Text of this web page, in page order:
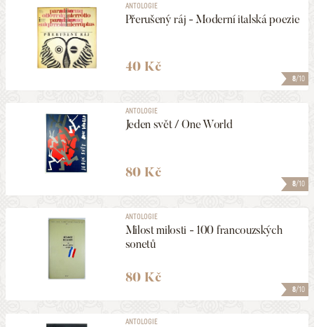
8/10
ANTOLOGIE
Přerušený ráj - Moderní italská poezie
40 Kč
8/10
ANTOLOGIE
Jeden svět / One World
80 Kč
8/10
ANTOLOGIE
Milost milosti - 100 francouzských
sonetů
80 Kč
ANTOLOGIE